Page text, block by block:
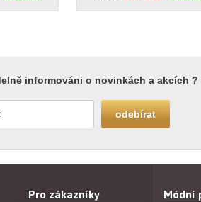
informováni o novinkách a akcích ?
Pro zákazníky Módní